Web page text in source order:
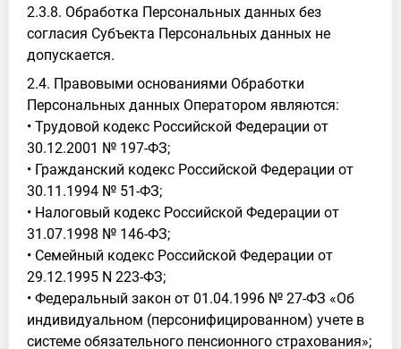
2.3.8. Обработка Персональных данных без
согласия Субъекта Персональных данных не
допускается.
2.4. Правовыми основаниями Обработки
Персональных данных Оператором являются:
• Трудовой кодекс Российской Федерации от
30.12.2001 № 197-ФЗ;
• Гражданский кодекс Российской Федерации от
30.11.1994 № 51-ФЗ;
• Налоговый кодекс Российской Федерации от
31.07.1998 № 146-ФЗ;
• Семейный кодекс Российской Федерации от
29.12.1995 N 223-ФЗ;
• Федеральный закон от 01.04.1996 № 27-ФЗ «Об
индивидуальном (персонифицированном) учете в
системе обязательного пенсионного страхования»;